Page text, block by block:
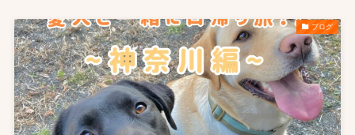
ブログ